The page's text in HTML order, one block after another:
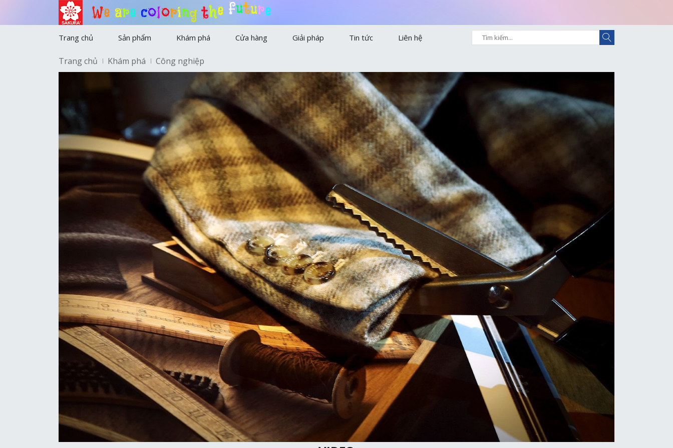
We are coloring the future
Trang chủ Sản phẩm
Màu sáp Cray-Pas
Pigma
Marker/ Công nghiệp
Bút bi và chì
Màu nước khác
Khám phá
Bút Gel
Công nghiệp
Bút Pigma
Màu nước
Cửa hàng Giải pháp Tin tức
Khuyến mãi
Tin tức
Hình ảnh
Video
Liên hệ
Trang chủ Khám phá Công nghiệp